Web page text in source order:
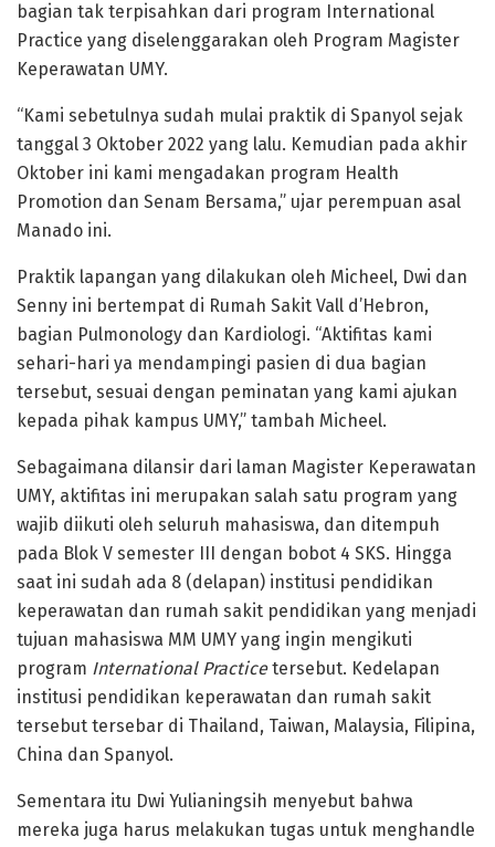
bagian tak terpisahkan dari program International
Practice yang diselenggarakan oleh Program Magister
Keperawatan UMY.
“Kami sebetulnya sudah mulai praktik di Spanyol sejak
tanggal 3 Oktober 2022 yang lalu. Kemudian pada akhir
Oktober ini kami mengadakan program Health
Promotion dan Senam Bersama,” ujar perempuan asal
Manado ini.
Praktik lapangan yang dilakukan oleh Micheel, Dwi dan
Senny ini bertempat di Rumah Sakit Vall d’Hebron,
bagian Pulmonology dan Kardiologi. “Aktifitas kami
sehari-hari ya mendampingi pasien di dua bagian
tersebut, sesuai dengan peminatan yang kami ajukan
kepada pihak kampus UMY,” tambah Micheel.
Sebagaimana dilansir dari laman Magister Keperawatan
UMY, aktifitas ini merupakan salah satu program yang
wajib diikuti oleh seluruh mahasiswa, dan ditempuh
pada Blok V semester III dengan bobot 4 SKS. Hingga
saat ini sudah ada 8 (delapan) institusi pendidikan
keperawatan dan rumah sakit pendidikan yang menjadi
tujuan mahasiswa MM UMY yang ingin mengikuti
program International Practicetersebut. Kedelapan
institusi pendidikan keperawatan dan rumah sakit
tersebut tersebar di Thailand, Taiwan, Malaysia, Filipina,
China dan Spanyol.
Sementara itu Dwi Yulianingsih menyebut bahwa
mereka juga harus melakukan tugas untuk menghandle